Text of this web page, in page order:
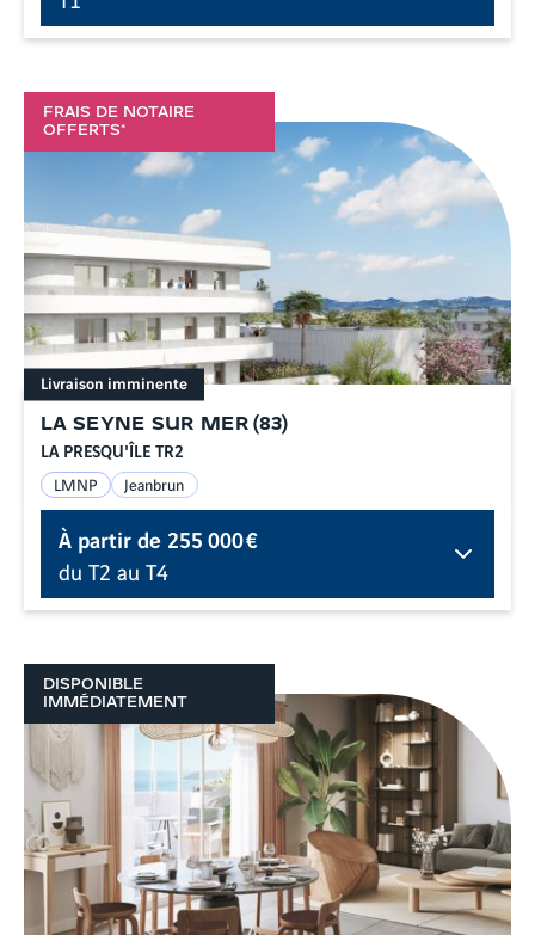
FRAIS DE NOTAIRE
OFFERTS*
LA SEYNE SUR MER (83)
LA PRESQU'ÎLE TR2
Livraison imminente
LMNP Jeanbrun
À partir de255 000 €
du T2 au T4
DISPONIBLE
IMMÉDIATEMENT